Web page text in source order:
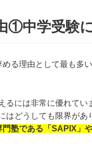
①中学受験
る理由として最も多
るには非常に優れて
はどうしても限界があ
門塾である「SAPIX」